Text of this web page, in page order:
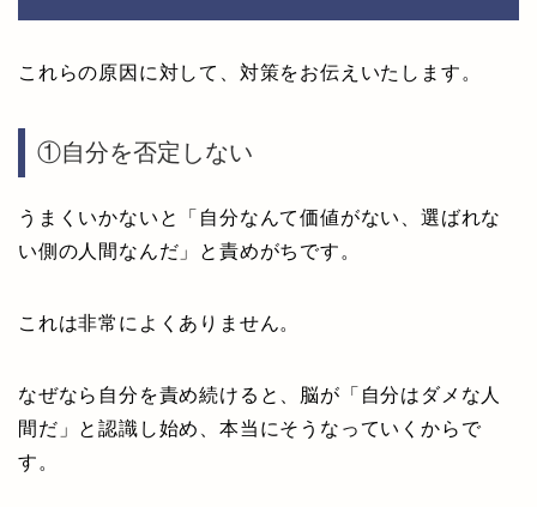
これらの原因に対して、対策をお伝えいたします。
①自分を否定しない
うまくいかないと「自分なんて価値がない、選ばれな
い側の人間なんだ」と責めがちです。
これは非常によくありません。
なぜなら自分を責め続けると、脳が「自分はダメな人
間だ」と認識し始め、本当にそうなっていくからで
す。